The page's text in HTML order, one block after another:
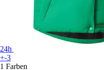
24h
+-3
1 Farben